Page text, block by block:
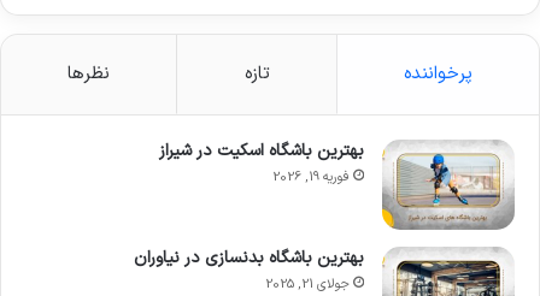
پرخواننده تازه نظرها
بهترین باشگاه اسکیت در شیراز
فوریه 19, 2026
بهترین باشگاه بدنسازی در نیاوران
جولای 21, 2025